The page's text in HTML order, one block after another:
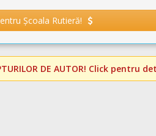
Școala Rutieră!
DE AUTOR! Click pentru